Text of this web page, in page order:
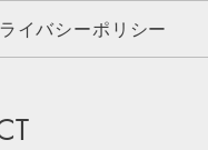
イバシーポリシー